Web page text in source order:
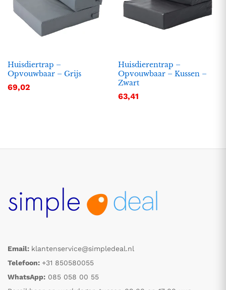
Huisdiertrap –
Opvouwbaar – Grijs
69,02
Huisdierentrap –
Opvouwbaar – Kussen –
Zwart
63,41
Email: klantenservice@simpledeal.nl
Telefoon: +31 850580055
WhatsApp: 085 058 00 55